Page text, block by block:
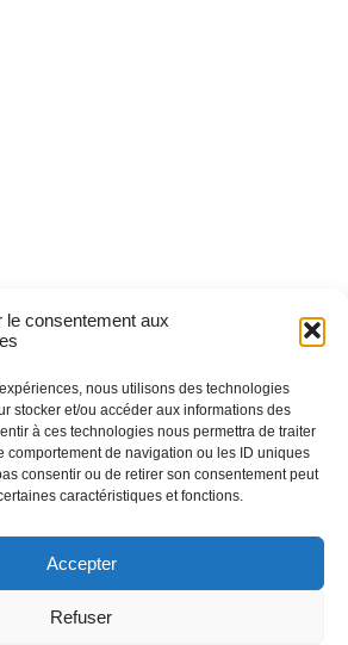
le consentement aux
nous utilisons des technologies
stocker et/ou accéder aux informations des
à ces technologies nous permettra de traiter
comportement de navigation ou les ID uniques
consentir ou de retirer son consentement peut
caractéristiques et fonctions.
Accepter
Refuser
,Tables basses & consoles
contact,